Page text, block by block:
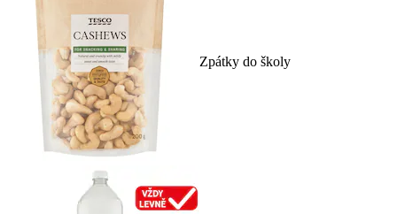
Zpátky do školy